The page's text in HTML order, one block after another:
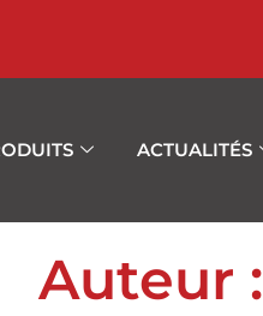
ACTUALITÉS
Auteur :